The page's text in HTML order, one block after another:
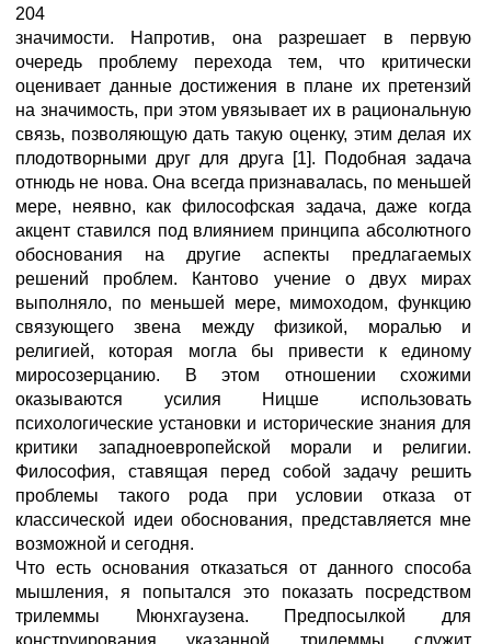
204
значимости. Напротив, она разрешает в первую
очередь проблему перехода тем, что критически
оценивает данные достижения в плане их претензий
на значимость, при этом увязывает их в рациональную
связь, позволяющую дать такую оценку, этим делая их
плодотворными друг для друга [1]. Подобная задача
отнюдь не нова. Она всегда признавалась, по меньшей
мере, неявно, как философская задача, даже когда
акцент ставился под влиянием принципа абсолютного
обоснования на другие аспекты предлагаемых
решений проблем. Кантово учение о двух мирах
выполняло, по меньшей мере, мимоходом, функцию
связующего звена между физикой, моралью и
религией, которая могла бы привести к единому
миросозерцанию. В этом отношении схожими
оказываются усилия Ницше использовать
психологические установки и исторические знания для
критики западноевропейской морали и религии.
Философия, ставящая перед собой задачу решить
проблемы такого рода при условии отказа от
классической идеи обоснования, представляется мне
возможной и сегодня.
Что есть основания отказаться от данного способа
мышления, я попытался это показать посредством
трилеммы Мюнхгаузена. Предпосылкой для
конструирования указанной трилеммы служит